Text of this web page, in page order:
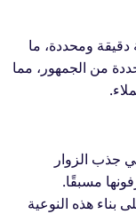
دقيقة ومحددة، ما
من الجمهور، مما
جذب الزوار
مسبقًا.
هذه النوعية